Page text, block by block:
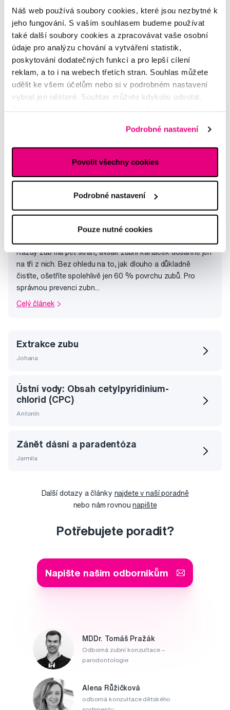
Náš web používá soubory cookies, které jsou nezbytné k
jeho fungování. S vaším souhlasem budeme používat
také další soubory cookies a zpracovávat vaše osobní
údaje pro analýzu chování a vytváření statistik,
poskytování dodatečných funkcí a pro lepší cílení
reklam, a to i na webech třetích stran. Souhlas můžete
udělit ke všem účelům nebo si v podrobném nastavení
vybrat jen některé. Souhlas můžete kdykoliv odvolat.
Podrobné nastavení
Povolit všechny cookies
Podrobné nastavení
Pouze nutné cookies
Extrakce
Adela
Dasně
Zaneta
Jak na mezizubní čištění?
Každý zub má pět stran, avšak zubní kartáček dosáhne jen
na tři z nich. Bez ohledu na to, jak dlouho a důkladně
čistíte, ošetříte spolehlivě jen 60 % povrchu zubů. Pro
správnou prevenci zubn...
Celý článek
Extrakce zubu
Johana
Ústní vody: Obsah cetylpyridinium-
chlorid (CPC)
Antonín
Zánět dásní a paradentóza
Jarmila
Další dotazy a články najdete v naší poradně
nebo nám rovnounapište
Potřebujete poradit?
Napište našim odborníkům
MDDr. Tomáš Pražák
Odborná zubní konzultace –
parodontologie
Alena Růžičková
odborná konzultace dětského